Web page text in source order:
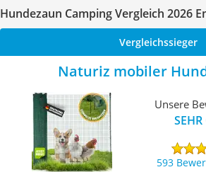
Hundezaun Camping Vergleich 2026
Vergleichssieger
Naturiz mobiler
Unsere
593